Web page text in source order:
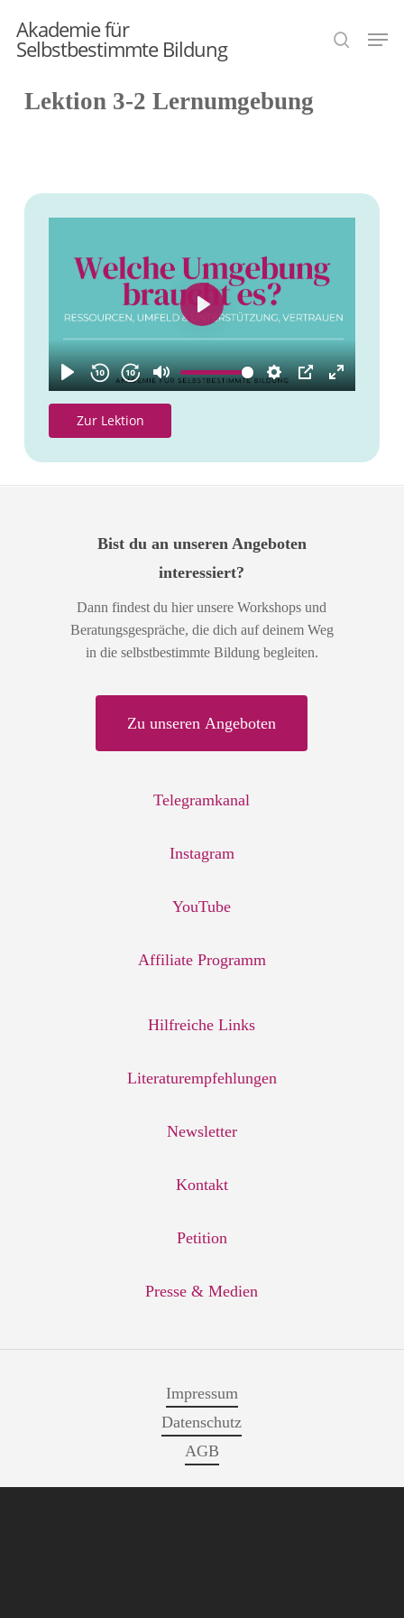
content
Akademie für
Selbstbestimmte Bildung search
Lektion 3-2 Lernumgebung
Zur Lektion
Bist du an unseren Angeboten
interessiert?
Dann findest du hier unsere Workshops und
Beratungsgespräche, die dich auf deinem Weg
in die selbstbestimmte Bildung begleiten.
Zu unseren Angeboten
Telegramkanal
Instagram
YouTube
Affiliate Programm
Hilfreiche Links
Literaturempfehlungen
Newsletter
Kontakt
Petition
Presse & Medien
Impressum
Datenschutz
AGB